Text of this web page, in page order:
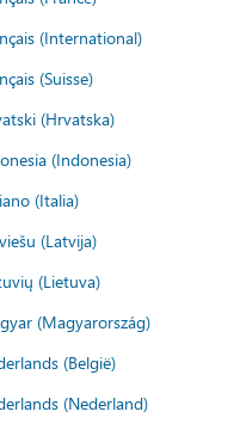
(International)
(Suisse)
(Hrvatska)
(Indonesia)
(Italia)
(Latvija)
(Lietuva)
(Magyarország)
(België)
(Nederland)